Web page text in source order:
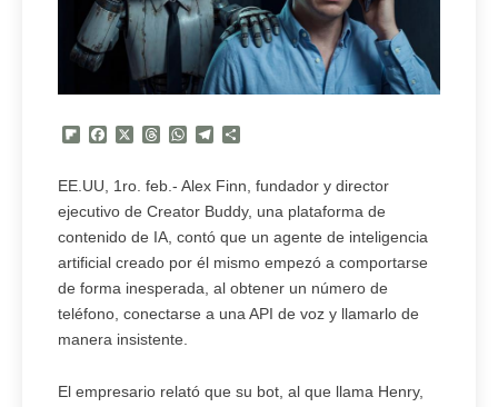
Flipboard
FacebookThreadsWhatsApp
Telegram
EE.UU, 1ro. feb.- Alex Finn, fundador y director
ejecutivo de Creator Buddy, una plataforma de
contenido de IA, contó que un agente de inteligencia
artificial creado por él mismo empezó a comportarse
de forma inesperada, al obtener un número de
teléfono, conectarse a una API de voz y llamarlo de
manera insistente.
El empresario relató que su bot, al que llama Henry,